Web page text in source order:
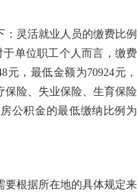
：灵活就业人员的缴费比例
于单位职工个人而言，缴费
元，最低金额为70924元，
保险、失业保险、生育保险
公积金的最低缴纳比例为
要根据所在地的具体规定来